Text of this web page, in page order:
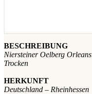
BESCHREIBUNG
Niersteiner Oelberg Orleans
Trocken
HERKUNFT
Deutschland – Rheinhessen